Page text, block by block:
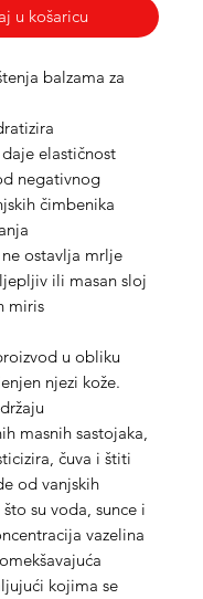
u košaricu
balzama za
elastičnost
negativnog
čimbenika
ostavlja mrlje
ili masan sloj
miris
u obliku
njezi kože.
masnih sastojaka,
čuva i štiti
od vanjskih
su voda, sunce i
vazelina
kojima se